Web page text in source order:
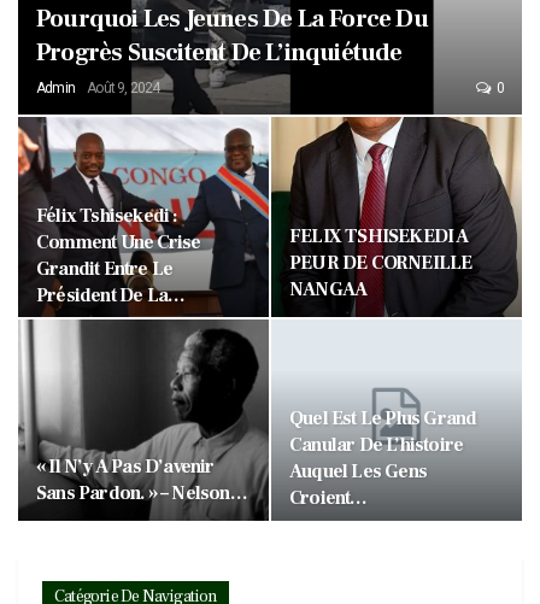
Pourquoi Les Jeunes De La Force Du
Progrès Suscitent De L’inquiétude
Admin Août 9, 2024 0
Félix Tshisekedi :
Comment Une Crise
Grandit Entre Le
Président De La…
FELIX TSHISEKEDI A
PEUR DE CORNEILLE
NANGAA
« Il N’y A Pas D’avenir
Sans Pardon. » – Nelson…
Quel Est Le Plus Grand
Canular De L’histoire
Auquel Les Gens
Croient…
Catégorie De Navigation